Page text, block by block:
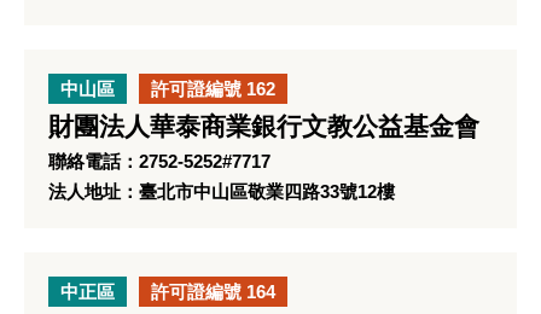
中山區 許可證編號 162
財團法人華泰商業銀行文教公益基金會
聯絡電話：2752-5252#7717
法人地址：臺北市中山區敬業四路33號12樓
中正區 許可證編號 164